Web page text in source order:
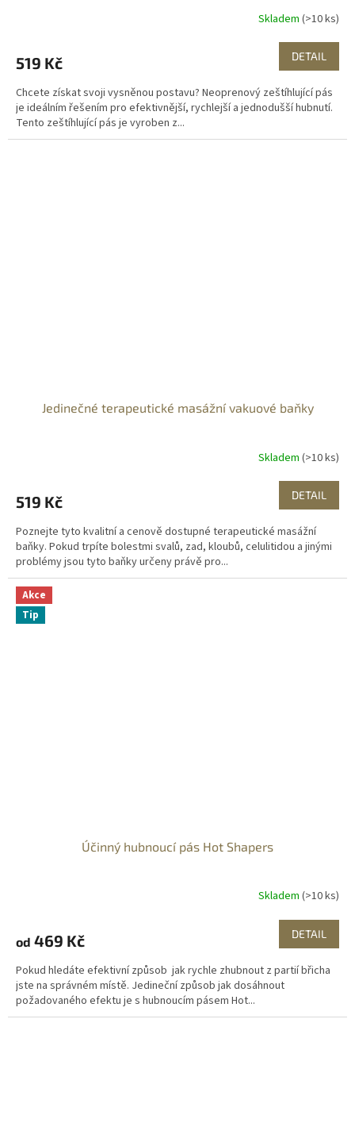
Skladem (>10 ks)
519 Kč DETAIL
Chcete získat svoji vysněnou postavu? Neoprenový zeštíhlující pás
je ideálním řešením pro efektivnější, rychlejší a jednodušší hubnutí.
Tento zeštíhlující pás je vyroben z...
Jedinečné terapeutické masážní vakuové baňky
Skladem (>10 ks)
519 Kč DETAIL
Poznejte tyto kvalitní a cenově dostupné terapeutické masážní
baňky. Pokud trpíte bolestmi svalů, zad, kloubů, celulitidou a jinými
problémy jsou tyto baňky určeny právě pro...
Akce
Tip
Účinný hubnoucí pás Hot Shapers
Skladem (>10 ks)
od 469 Kč DETAIL
Pokud hledáte efektivní způsob jak rychle zhubnout z partií břicha
jste na správném místě. Jedineční způsob jak dosáhnout
požadovaného efektu je s hubnoucím pásem Hot...